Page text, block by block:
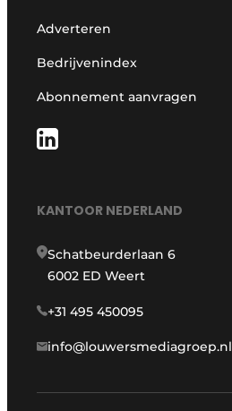
Adverteren
Bedrijvenindex
Abonnement aanvragen
KANTOOR NEDERLAND
Schatbeurderlaan 6
6002 ED Weert
+31 495 450095
info@louwersmediagroep.nl